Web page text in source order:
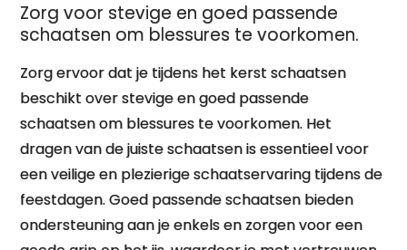
Zorg voor stevige en goed passende
schaatsen om blessures te voorkomen.
Zorg ervoor dat je tijdens het kerst schaatsen
beschikt over stevige en goed passende
schaatsen om blessures te voorkomen. Het
dragen van de juiste schaatsen is essentieel voor
een veilige en plezierige schaatservaring tijdens de
feestdagen. Goed passende schaatsen bieden
ondersteuning aan je enkels en zorgen voor een